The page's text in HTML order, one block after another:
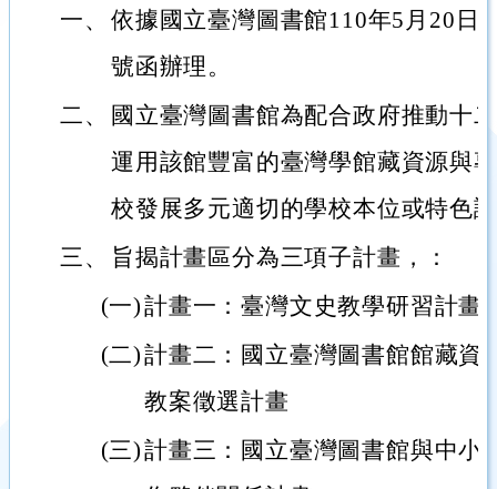
一、 依據國立臺灣圖書館110年5月20日
號函辦理。
二、
國立臺灣圖書館為配合政府推動十
運用該館豐富的臺灣學館藏資源與
校發展多元適切的學校本位或特色
三、
旨揭計畫區分為三項子計畫，：
(一)計畫一：臺灣文史教學研習計畫
(二)計畫二：國立臺灣圖書館館藏資
教案徵選計畫
(三)計畫三：國立臺灣圖書館與中小